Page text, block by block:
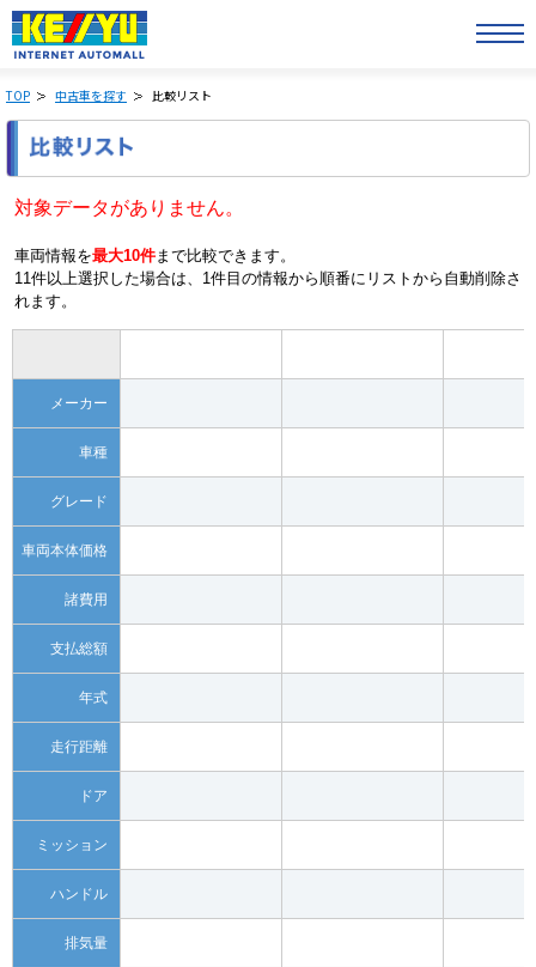
TOP 中古車を探す 比較リスト
対象データがありません。
車両情報を最大10件まで比較できます。
11件以上選択した場合は、1件目の情報から順番にリストから自動削除さ
れます。
メーカー
車種
グレード
車両本体価格
諸費用
支払総額
年式
走行距離
ドア
ミッション
ハンドル
排気量